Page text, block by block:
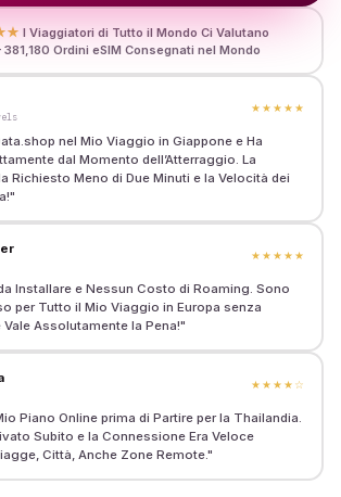
I Viaggiatori di Tutto il Mondo Ci Valutano
Ordini eSIM Consegnati nel Mondo
★★★★★
nel Mio Viaggio in Giappone e Ha
dal Momento dell’Atterraggio. La
Richiesto Meno di Due Minuti e la Velocità dei
"
★★★★★
Installare e Nessun Costo di Roaming. Sono
per Tutto il Mio Viaggio in Europa senza
Vale Assolutamente la Pena!"
★★★★ ☆
Piano Online prima di Partire per la Thailandia.
Subito e la Connessione Era Veloce
Città, Anche Zone Remote."